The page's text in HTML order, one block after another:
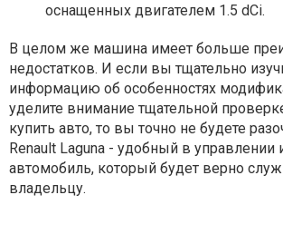
оснащенных двигателем 1.5 dCi.
В целом же машина имеет больше
недостатков. И если вы тщательно
информацию об особенностях
уделите внимание тщательной
купить авто, то вы точно не будете
Renault Laguna - удобный в
автомобиль, который будет верно
владельцу.